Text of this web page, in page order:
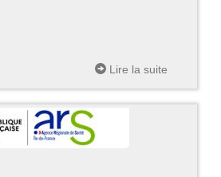
Lire la suite